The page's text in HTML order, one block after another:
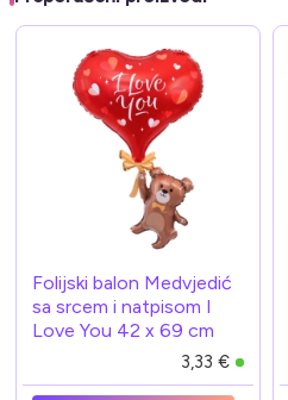
Folijski balon Medvjedić
sa srcem i natpisom I
Love You 42 x 69 cm
3,33 €